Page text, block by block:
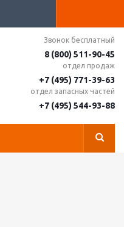
Звонок бесплатный
8 (800) 511-90-45
отдел продаж
+7 (495) 771-39-63
отдел запасных частей
+7 (495) 544-93-88